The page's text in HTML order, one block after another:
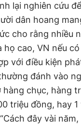
lại nghiên cứu
dân hoang
cho rằng nhiều
họ cao, VN nếu
với điều kiện
đánh vào
chục, hàng
triệu đồng, hay
đây vài